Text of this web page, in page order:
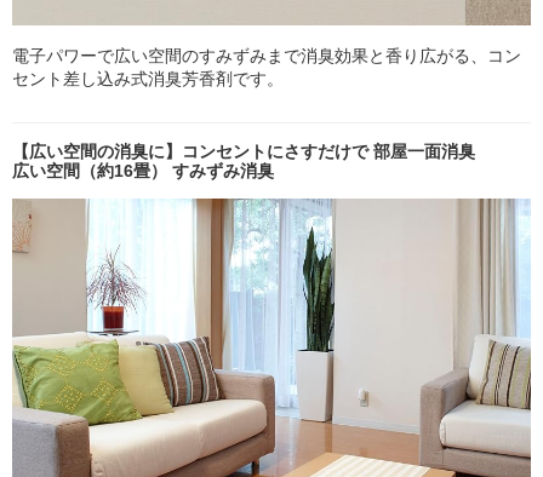
電子パワーで広い空間のすみずみまで消臭効果と香り広がる、コン
セント差し込み式消臭芳香剤です。
【広い空間の消臭に】コンセントにさすだけで 部屋一面消臭
広い空間（約16畳） すみずみ消臭